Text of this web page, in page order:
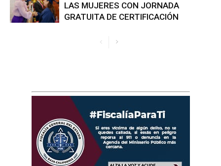
LAS MUJERES CON JORNADA
GRATUITA DE CERTIFICACIÓN